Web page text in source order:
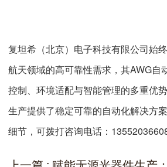
复坦希（北京）电子科技有限公司始
航天领域的高可靠性需求，其AWG自
控制、环境适配与智能管理的多重优
生产提供了稳定可靠的自动化解决方
细节，可拨打咨询电话：13552036608